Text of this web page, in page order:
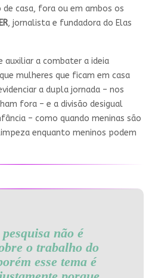
casa, fora ou em ambos os
, jornalista e fundadora do Elas
auxiliar a combater a ideia
mulheres que ficam em casa
a dupla jornada – nos
fora – e a divisão desigual
– como quando meninas são
enquanto meninos podem
pesquisa não é
o trabalho do
esse tema é